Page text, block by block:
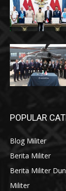
POPULAR
Blog Militer
Berita Militer
Berita Militer
Militer